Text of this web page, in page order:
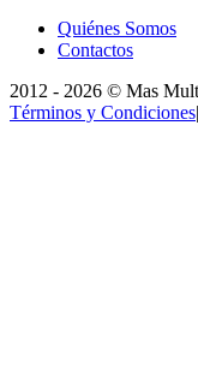
Quiénes Somos
Contactos
2012 - 2026 © Mas
Términos y Condiciones|